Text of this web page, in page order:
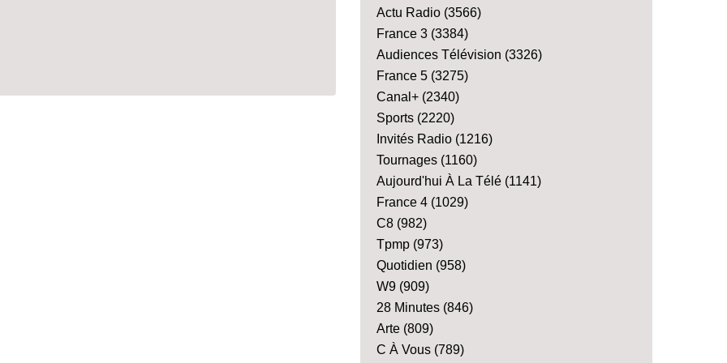
Actu Radio (3566)
France 3 (3384)
Audiences Télévision (3326)
France 5 (3275)
Canal+ (2340)
Sports (2220)
Invités Radio (1216)
Tournages (1160)
Aujourd'hui À La Télé (1141)
France 4 (1029)
C8 (982)
Tpmp (973)
Quotidien (958)
W9 (909)
28 Minutes (846)
Arte (809)
C À Vous (789)